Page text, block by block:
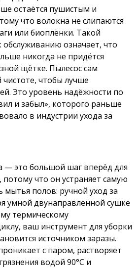
остаётся пушистым и
что волокна не слипаются
или биоплёнки. Такой
означает, что
никогда не придётся
щётке. Пылесос сам
чистоте, чтобы лучше
Это уровень надёжности по
и забыл», которого раньше
в индустрии ухода за
— это большой шаг вперёд для
что он устраняет самую
мытья полов: ручной уход за
умной двунаправленной сушке
термическому
ваш инструмент для уборки
источником заразы.
с паром, растворяет
водой 90°C и